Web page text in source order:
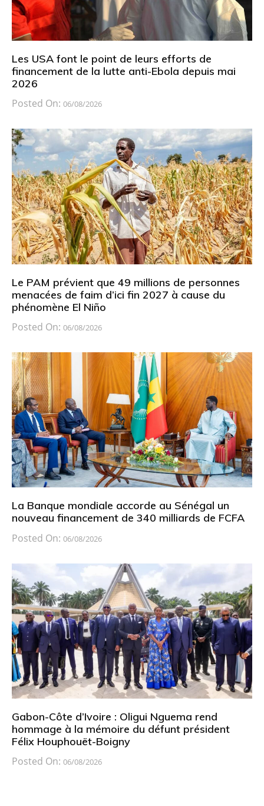
Les USA font le point de leurs efforts de
financement de la lutte anti-Ebola depuis mai
2026
Posted On: 06/08/2026
Le PAM prévient que 49 millions de personnes
menacées de faim d’ici fin 2027 à cause du
phénomène El Niño
Posted On: 06/08/2026
La Banque mondiale accorde au Sénégal un
nouveau financement de 340 milliards de FCFA
Posted On: 06/08/2026
Gabon-Côte d’Ivoire : Oligui Nguema rend
hommage à la mémoire du défunt président
Félix Houphouët-Boigny
Posted On: 06/08/2026